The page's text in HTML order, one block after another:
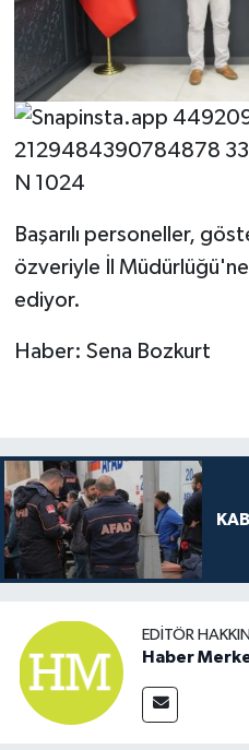
Başarılı personeller,
özveriyle İl
ediyor.
Haber: Sena Bozkurt
EDITÖR
Haber